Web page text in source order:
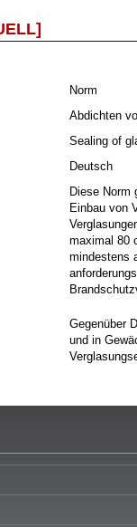
Norm
Abdichten
Sealing of
Deutsch
Diese Norm
Einbau von
maximal 80
mindestens
Gegenüber
und in